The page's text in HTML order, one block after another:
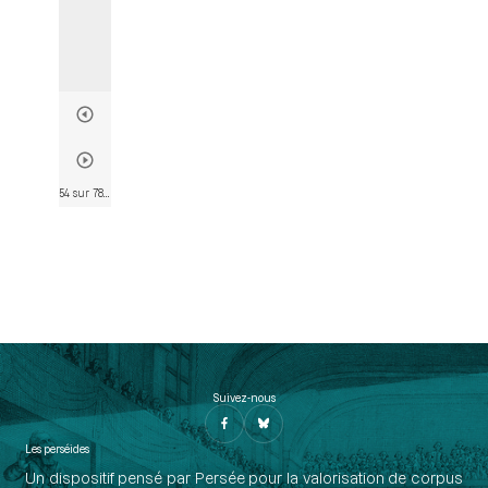
Suivez-nous
Les perséides
Un dispositif pensé par Persée pour la valorisation de corpus